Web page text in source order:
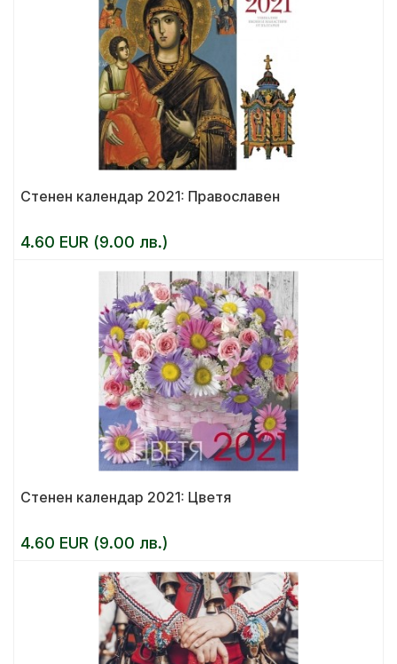
Стенен календар 2021: Православен
4.60 EUR (9.00 лв.)
Стенен календар 2021: Цветя
4.60 EUR (9.00 лв.)